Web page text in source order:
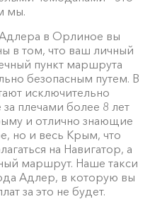
мы.
в Орлиное вы
в том, что ваш личный
пункт маршрута
безопасным путем. В
исключительно
плечами более 8 лет
и отлично знающие
но и весь Крым, что
на Навигатор, а
маршрут. Наше такси
Адлер, в которую вы
за это не будет.